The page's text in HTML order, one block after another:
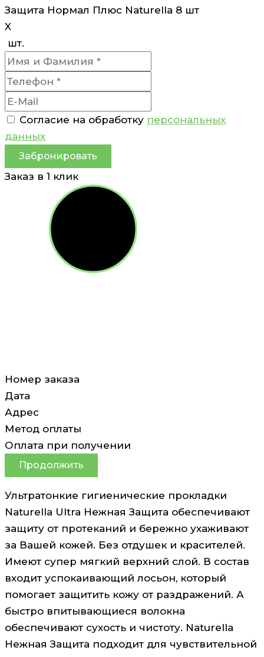
Защита Нормал Плюс Naturella 8 шт
X
шт.
Согласие на обработку персональных
данных
Забронировать
Заказ в 1 клик
Номер заказа
Дата
Адрес
Метод оплаты
Оплата при получении
Продолжить
Ультратонкие гигиенические прокладки
Naturella Ultra Нежная Защита обеспечивают
защиту от протеканий и бережно ухаживают
за Вашей кожей. Без отдушек и красителей.
Имеют супер мягкий верхний слой. В состав
входит успокаивающий лосьон, который
помогает защитить кожу от раздражений. А
быстро впитывающиеся волокна
обеспечивают сухость и чистоту. Naturella
Нежная Защита подходит для чувствительной